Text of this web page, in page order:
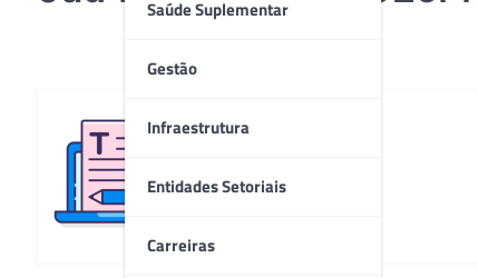
Saúde Suplementar
Gestão
Infraestrutura
Entidades Setoriais
Carreiras